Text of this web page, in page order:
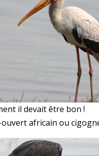
il devait être bon !
ouvert africain ou